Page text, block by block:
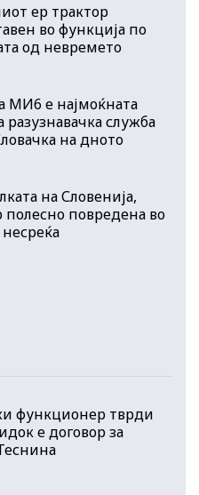
ер трактор
во функција по
од невремето
МИ6 е најмоќната
служба
на дното
на Словенија,
повредена во
несреќа
функционер тврди
е договор за